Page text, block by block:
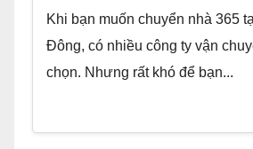
Khi bạn muốn chuyển nhà 365
Đông, có nhiều công ty vận
chọn. Nhưng rất khó để bạn...